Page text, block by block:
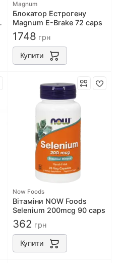
Magnum
Блокатор Естрогену
Magnum E-Brake 72 caps
1748 грн
Купити
Now Foods
Вітаміни NOW Foods
Selenium 200mcg 90 caps
362 грн
Купити